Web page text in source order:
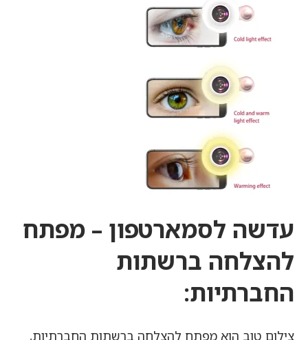
עדשה לסמארטפון – מפתח
להצלחה ברשתות
החברתיות:
צילום טוב הוא מפתח להצלחה ברשתות החברתיות,